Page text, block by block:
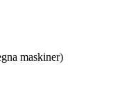
maskiner)